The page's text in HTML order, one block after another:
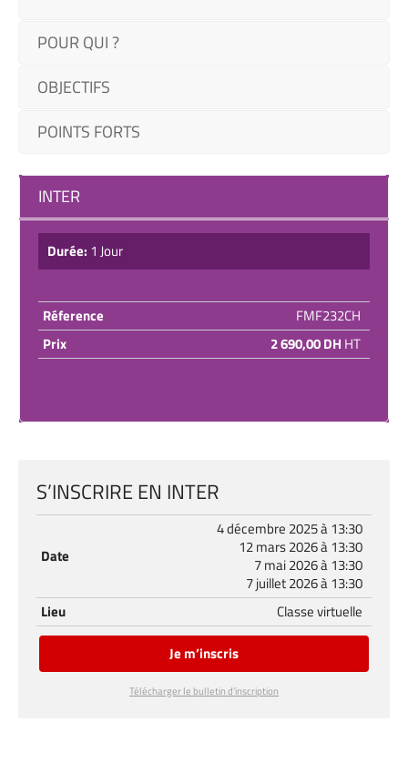
POUR QUI ?
OBJECTIFS
POINTS FORTS
INTER
Durée: 1 Jour
Réference
FMF232CH
Prix
2 690,00 DH HT
S’INSCRIRE EN INTER
Date
4 décembre 2025 à 13:30
12 mars 2026 à 13:30
7 mai 2026 à 13:30
7 juillet 2026 à 13:30
Lieu
Classe virtuelle
Je m’inscris
Télécharger le bulletin d’inscription